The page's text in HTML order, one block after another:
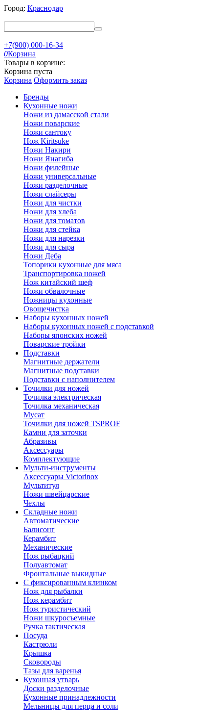
Город: Краснодар
+7(900) 000-16-34
0Корзина
Товары в корзине:
Корзина пуста
Корзина Оформить заказ
Бренды
Кухонные ножи
Ножи из дамасской стали
Ножи поварские
Ножи сантоку
Нож Kiritsuke
Ножи Накири
Ножи Янагиба
Ножи филейные
Ножи универсальные
Ножи разделочные
Ножи слайсеры
Ножи для чистки
Ножи для хлеба
Ножи для томатов
Ножи для стейка
Ножи для нарезки
Ножи для сыра
Ножи Деба
Топорики кухонные для мяса
Транспортировка ножей
Нож китайский шеф
Ножи обвалочные
Ножницы кухонные
Овощечистка
Наборы кухонных ножей
Наборы кухонных ножей с подставкой
Наборы японских ножей
Поварские тройки
Подставки
Магнитные держатели
Магнитные подставки
Подставки с наполнителем
Точилки для ножей
Точилка электрическая
Точилка механическая
Мусат
Точилки для ножей TSPROF
Камни для заточки
Абразивы
Аксессуары
Комплектующие
Мульти-инструменты
Аксессуары Victorinox
Мультитул
Ножи швейцарские
Чехлы
Складные ножи
Автоматические
Балисонг
Керамбит
Механические
Нож рыбацкий
Полуавтомат
Фронтальные выкидные
С фиксированным клинком
Нож для рыбалки
Нож керамбит
Нож туристический
Ножи шкуросъемные
Ручка тактическая
Посуда
Кастрюли
Крышка
Сковороды
Тазы для варенья
Кухонная утварь
Доски разделочные
Кухонные принадлежности
Мельницы для перца и соли